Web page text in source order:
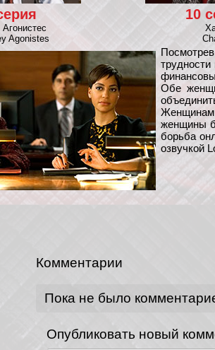
Agonistes
10
Обе
Женщинам
женщины
борьба
озвучкой
Комментарии
Пока не было
Опубликовать новый